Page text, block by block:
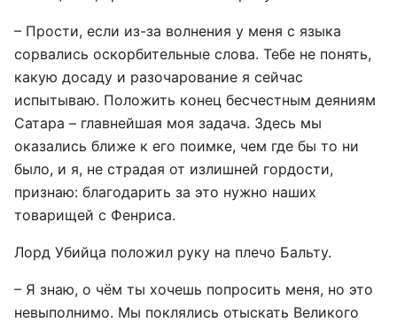
– Прости, если из-за волнения у меня с языка
сорвались оскорбительные слова. Тебе не понять,
какую досаду и разочарование я сейчас
испытываю. Положить конец бесчестным деяниям
Сатара – главнейшая моя задача. Здесь мы
оказались ближе к его поимке, чем где бы то ни
было, и я, не страдая от излишней гордости,
признаю: благодарить за это нужно наших
товарищей с Фенриса.
Лорд Убийца положил руку на плечо Бальту.
– Я знаю, о чём ты хочешь попросить меня, но это
невыполнимо. Мы поклялись отыскать Великого